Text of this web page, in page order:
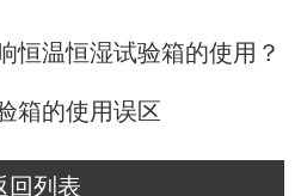
恒温恒湿试验箱的使用？
箱的使用误区
回列表